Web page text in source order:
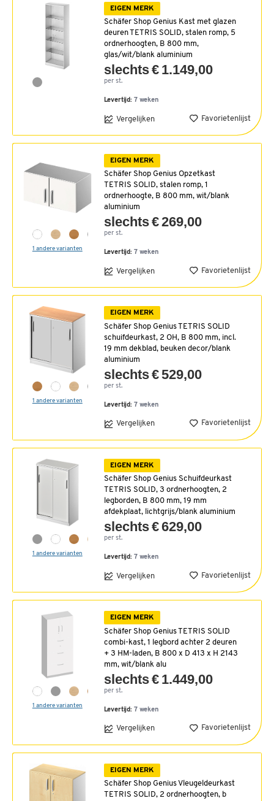
EIGEN MERK
Schäfer Shop Genius Kast met glazen
deuren TETRIS SOLID, stalen romp, 5
ordnerhoogten, B 800 mm,
glas/wit/blank aluminium
slechts € 1.149,00
per st.
Levertijd: 7 weken
Vergelijken Favorietenlijst
1 andere varianten
EIGEN MERK
Schäfer Shop Genius Opzetkast
TETRIS SOLID, stalen romp, 1
ordnerhoogte, B 800 mm, wit/blank
aluminium
slechts € 269,00
per st.
Levertijd: 7 weken
Vergelijken Favorietenlijst
1 andere varianten
EIGEN MERK
Schäfer Shop Genius TETRIS SOLID
schuifdeurkast, 2 OH, B 800 mm, incl.
19 mm dekblad, beuken decor/blank
aluminium
slechts € 529,00
per st.
Levertijd: 7 weken
Vergelijken Favorietenlijst
1 andere varianten
EIGEN MERK
Schäfer Shop Genius Schuifdeurkast
TETRIS SOLID, 3 ordnerhoogten, 2
legborden, B 800 mm, 19 mm
afdekplaat, lichtgrijs/blank aluminium
slechts € 629,00
per st.
Levertijd: 7 weken
Vergelijken Favorietenlijst
1 andere varianten
EIGEN MERK
Schäfer Shop Genius TETRIS SOLID
combi-kast, 1 legbord achter 2 deuren
+ 3 HM-laden, B 800 x D 413 x H 2143
mm, wit/blank alu
slechts € 1.449,00
per st.
Levertijd: 7 weken
Vergelijken Favorietenlijst
EIGEN MERK
Schäfer Shop Genius Vleugeldeurkast
TETRIS SOLID, 2 ordnerhoogten, b